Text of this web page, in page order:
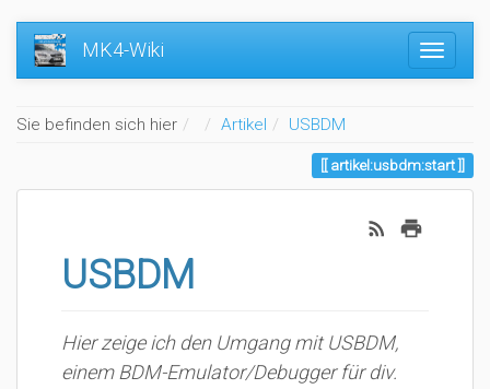
MK4-Wiki
Sie befinden sich hier Home
Artikel USBDM
artikel:usbdm:start
USBDM
Hier zeige ich den Umgang mit USBDM,
einem BDM-Emulator/Debugger für div.